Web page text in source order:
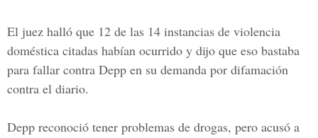
El juez halló que 12 de las 14 instancias de violencia
doméstica citadas habían ocurrido y dijo que eso bastaba
para fallar contra Depp en su demanda por difamación
contra el diario.
Depp reconoció tener problemas de drogas, pero acusó a